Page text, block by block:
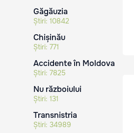
Găgăuzia
Știri: 10842
Chișinău
Știri: 771
Accidente în Moldova
Știri: 7825
Nu războiului
Știri: 131
Transnistria
Știri: 34989